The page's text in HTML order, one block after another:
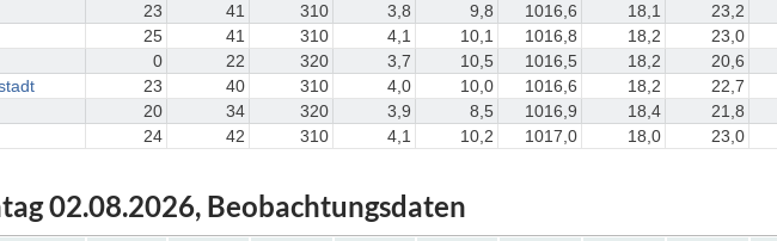
23 41 310 3,8 9,8 1016,6 18,1 23,2
25 41 310 4,1 10,1 1016,8 18,2 23,0
0 22 320 3,7 10,5 1016,5 18,2 20,6
23 40 310 4,0 10,0 1016,6 18,2 22,7
20 34 320 3,9 8,5 1016,9 18,4 21,8
24 42 310 4,1 10,2 1017,0 18,0 23,0
02.08.2026, Beobachtungsdaten